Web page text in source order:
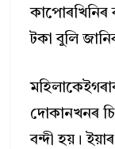
কাপোৰখিনিৰ
টকা বুলি
দোকানখনৰ
বন্দী হয়।